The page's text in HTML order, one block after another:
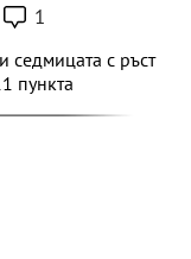
1
седмицата с ръст
пункта